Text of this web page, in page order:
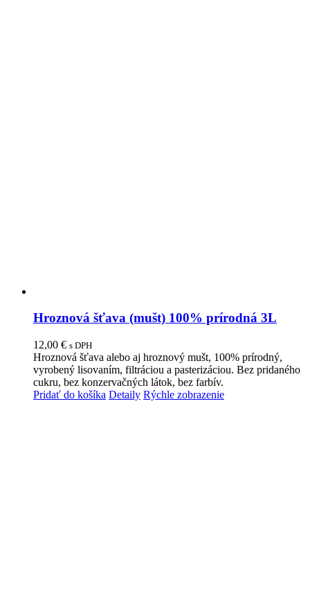
Hroznová šťava (mušt) 100% prírodná 3L
12,00 € s DPH
Hroznová šťava alebo aj hroznový mušt, 100% prírodný,
vyrobený lisovaním, filtráciou a pasterizáciou. Bez pridaného
cukru, bez konzervačných látok, bez farbív.
Pridať do košíka Detaily Rýchle zobrazenie